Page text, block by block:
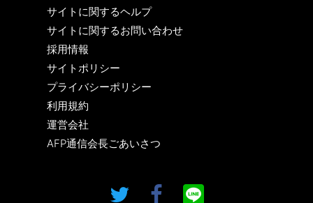
サイトに関するヘルプ
サイトに関するお問い合わせ
採用情報
サイトポリシー
プライバシーポリシー
利用規約
運営会社
AFP通信会長ごあいさつ